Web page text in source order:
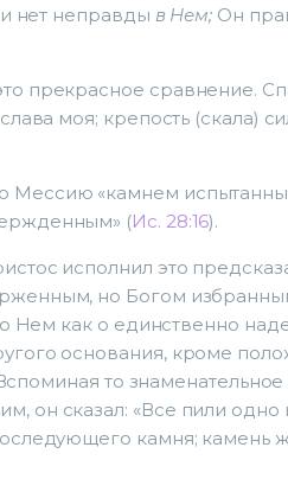
нет неправды в Нем; Он
прекрасное сравнение.
моя; крепость (скала)
Мессию «камнем
(Ис. 28:16).
исполнил это
но Богом
о Нем как о единственно
основания, кроме
то
он сказал: «Все пили одно
камня; камень